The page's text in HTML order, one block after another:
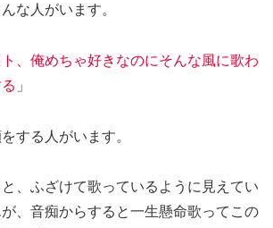
な人がいます。
、俺めちゃ好きなのにそんな風に歌わ
」
する人がいます。
と、ふざけて歌っているように見えてい
、音痴からすると一生懸命歌ってこの